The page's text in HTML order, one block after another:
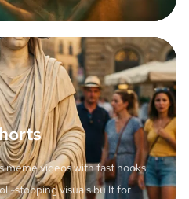
meme videos with fast hooks,
stopping visuals built for